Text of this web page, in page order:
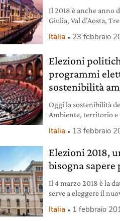
Il 2018 è anche anno
Giulia, Val d’Aosta,
Lazio e Lombardia
Italia 23 febbraio
Elezioni
programmi
sostenibilità
Oggi la sostenibilità
Ambiente, territorio e
principali partiti in
Italia 13 febbraio
Elezioni 2018,
bisogna sapere
Il 4 marzo 2018 è la
serve a eleggere il
Lombardia. Cosa
Italia 1 febbraio